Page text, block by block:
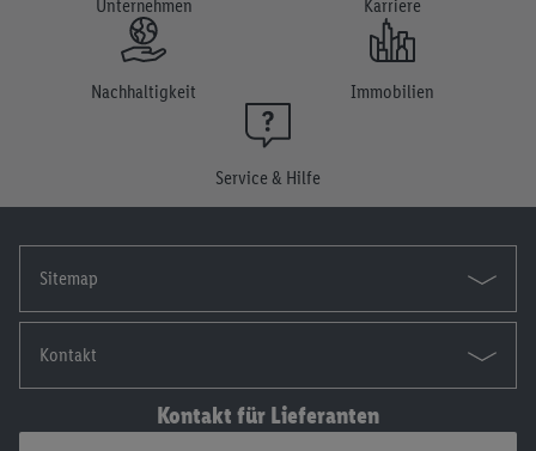
Unternehmen Karriere
Nachhaltigkeit Immobilien
Service & Hilfe
Sitemap
Kontakt
Kontakt für Lieferanten
Einwilligung jederzeit mit Wirkung für die Zukunft zu
widerrufen, findest du in unseren
Datenschutzbestimmungen
Die Impressen findest du hier.